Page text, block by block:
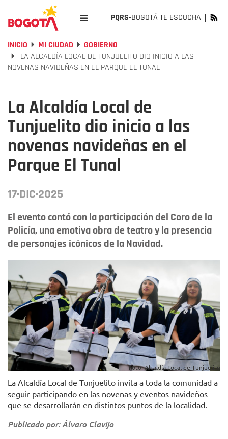
PQRS-BOGOTÁ TE ESCUCHA
INICIO MI CIUDAD
GOBIERNO
LA ALCALDÍA LOCAL DE TUNJUELITO DIO INICIO A LAS
NOVENAS NAVIDEÑAS EN EL PARQUE EL TUNAL
La Alcaldía Local de
Tunjuelito dio inicio a las
novenas navideñas en el
Parque El Tunal
17·DIC·2025
El evento contó con la participación del Coro de la
Policía, una emotiva obra de teatro y la presencia
de personajes icónicos de la Navidad.
Foto: Alcaldía Local de Tunjuelito
La Alcaldía Local de Tunjuelito invita a toda la comunidad a
seguir participando en las novenas y eventos navideños
que se desarrollarán en distintos puntos de la localidad.
Publicado por: Álvaro Clavijo